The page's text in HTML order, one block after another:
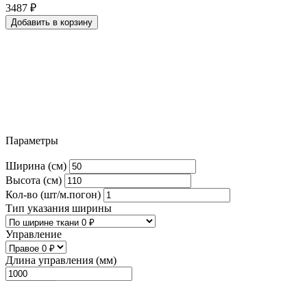
3487 ₽
Добавить в корзину
Параметры
Ширина (см)
Высота (см)
Кол-во (шт/м.погон)
Тип указания ширины
Управление
Длина управления (мм)